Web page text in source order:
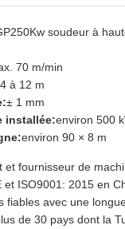
soudeur à
70 m/min
4 à 12 m
± 1 mm
installée:environ 500
environ 90 × 8 m
et fournisseur de
et ISO9001: 2015 en
fiables avec une
de 30 pays dont la